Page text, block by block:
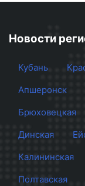
Новости
Кубань
Апшеронск
Брюховецкая
Динская
Калининская
Полтавская